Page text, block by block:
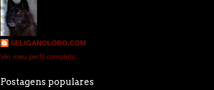
SELIGANOLOBO.COM
Ver meu perfil completo
Postagens populares